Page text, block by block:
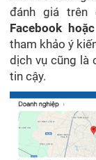
đánh giá trên
Facebook
tham khảo ý
dịch vụ cũng là
tin cậy.